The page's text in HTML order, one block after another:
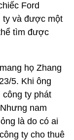
Ford
ty và được một
tìm được
họ Zhang
5. Khi ông
công ty phát
nam
là do có ai
ty cho thuê